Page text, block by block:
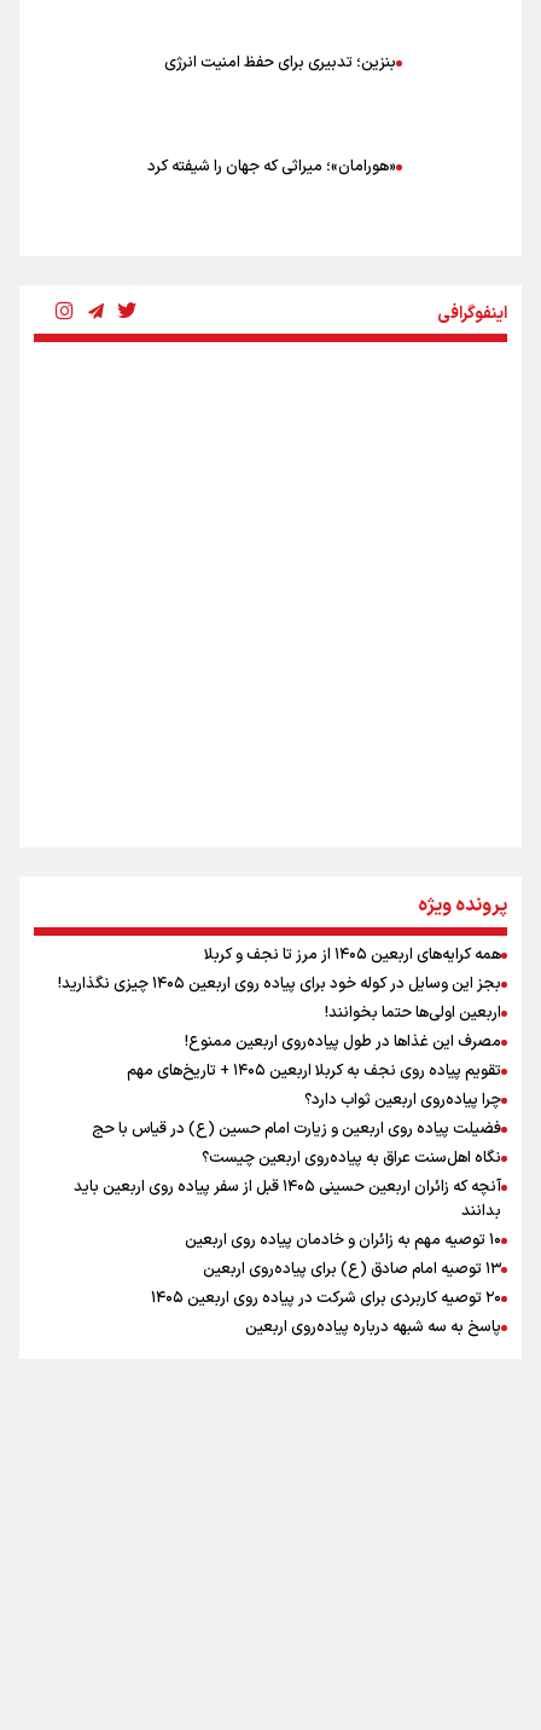
بنزین؛ تدبیری برای حفظ امنیت انرژی
«هورامان»؛ میراثی که جهان را شیفته کرد
نگاه تمدنی رهبر شهید به فضای مجازی
رابطه کارگر و کارفرما در اندیشه رهبر شهید: از تضاد به
زوجیت
اینفوگرافی
اینفو برنا / توصیه‌هایی طلایی برای پیاده روی اربعین
اینفو برنا / جدول کامل فاصله مرز شلمچه تا شهرهای زیارتی
عراق
پرونده ویژه
همه کرایه‌های اربعین ۱۴۰۵ از مرز تا نجف و کربلا
بجز این وسایل در کوله خود برای پیاده روی اربعین ۱۴۰۵ چیزی نگذارید!
اربعین اولی‌ها حتما بخوانند!
مصرف این غذاها در طول پیاده‌روی اربعین ممنوع!
تقویم پیاده روی نجف به کربلا اربعین ۱۴۰۵ + تاریخ‌های مهم
چرا پیاده‌روی اربعین ثواب دارد؟
فضیلت پیاده روی اربعین و زیارت امام حسین (ع) در قیاس با حج
نگاه اهل‌سنت عراق به پیاده‌روی اربعین چیست؟
آنچه که زائران اربعین حسینی ۱۴۰۵ قبل از سفر پیاده روی اربعین باید
بدانند
۱۰ توصیه مهم به زائران و خادمان پیاده روی اربعین
۱۳ توصیه امام صادق (ع) برای پیاده‌روی اربعین
۲۰ توصیه کاربردی برای شرکت در پیاده روی اربعین ۱۴۰۵
پاسخ به سه‌ شبهه درباره پیاده‌روی اربعین